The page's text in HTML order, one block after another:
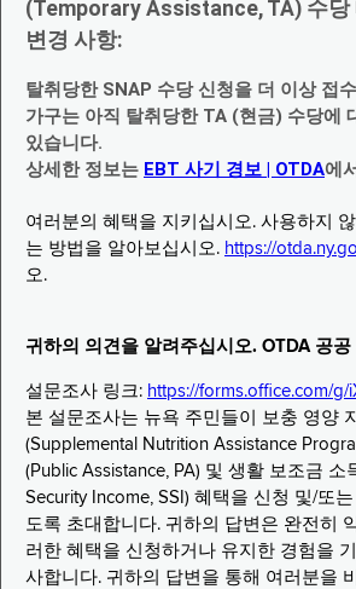
(Temporary Assistance, TA) 수당
변경 사항:
탈취당한 SNAP 수당 신청을 더 이상 접
가구는 아직 탈취당한 TA (현금) 수당에
있습니다.
상세한 정보는 EBT 사기 경보 | OTDA에
여러분의 혜택을 지키십시오. 사용하지
는 방법을 알아보십시오. https://
오.
귀하의 의견을 알려주십시오. OTDA 공
설문조사 링크: https://forms.office.com/g/
본 설문조사는 뉴욕 주민들이 보충 영양
(Supplemental Nutrition Assistance
(Public Assistance, PA) 및 생활 보조금 소
Security Income, SSI) 혜택을 신청 및/또
도록 초대합니다. 귀하의 답변은 완전히
러한 혜택을 신청하거나 유지한 경험을
사합니다. 귀하의 답변을 통해 여러분을